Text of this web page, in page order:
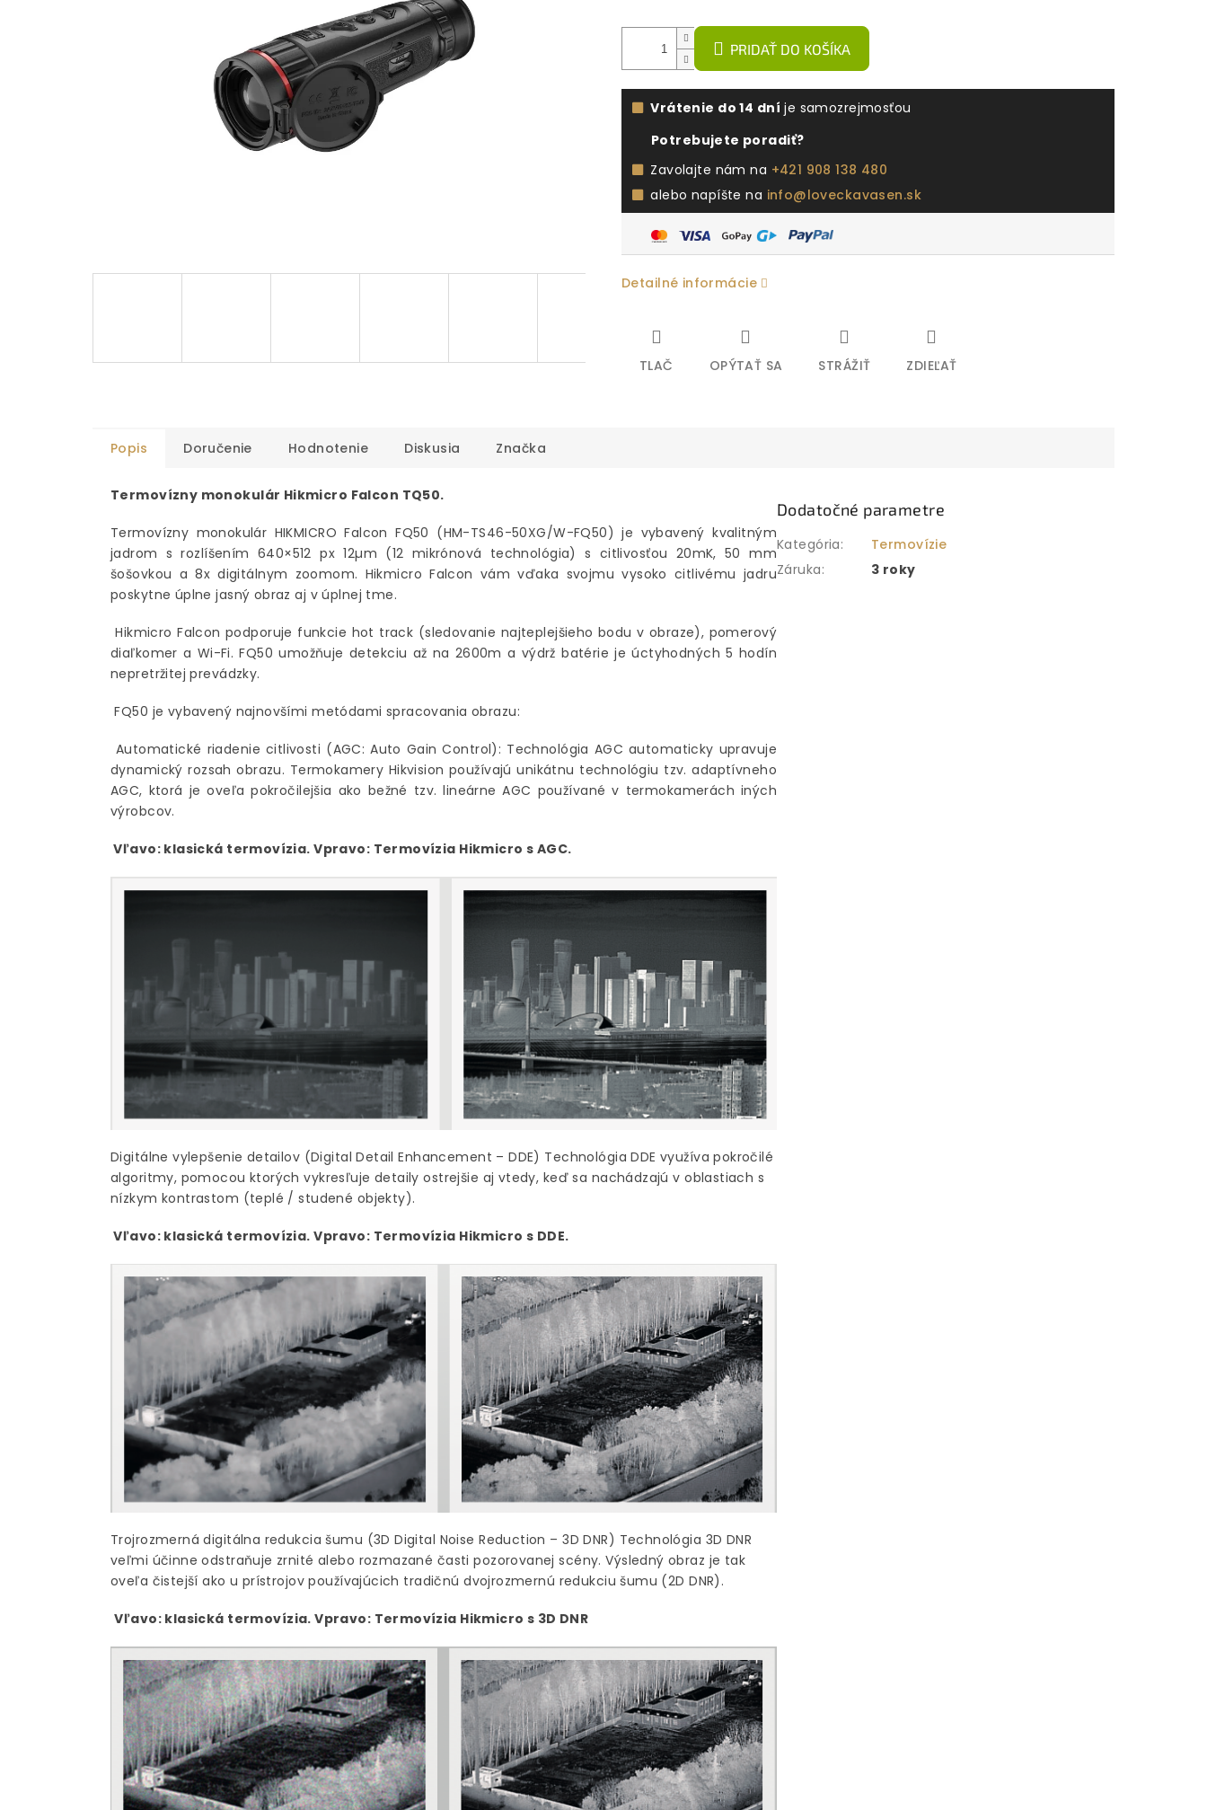
PRIDAŤ DO KOŠÍKA
Vrátenie do 14 dní je samozrejmosťou
Potrebujete poradiť?
Zavolajte nám na +421 908 138 480
alebo napíšte na info@loveckavasen.sk
Detailné informácie
TLAČ OPÝTAŤ SA STRÁŽIŤ ZDIEĽAŤ
Popis Doručenie Hodnotenie Diskusia Značka
Termovízny monokulár Hikmicro Falcon TQ50.
Termovízny monokulár HIKMICRO Falcon FQ50 (HM-TS46-50XG/W-FQ50) je vybavený kvalitným
jadrom s rozlíšením 640×512 px 12µm (12 mikrónová technológia) s citlivosťou 20mK, 50 mm
šošovkou a 8x digitálnym zoomom. Hikmicro Falcon vám vďaka svojmu vysoko citlivému jadru
poskytne úplne jasný obraz aj v úplnej tme.
Hikmicro Falcon podporuje funkcie hot track (sledovanie najteplejšieho bodu v obraze), pomerový
diaľkomer a Wi-Fi. FQ50 umožňuje detekciu až na 2600m a výdrž batérie je úctyhodných 5 hodín
nepretržitej prevádzky.
FQ50 je vybavený najnovšími metódami spracovania obrazu:
Automatické riadenie citlivosti (AGC: Auto Gain Control): Technológia AGC automaticky upravuje
dynamický rozsah obrazu. Termokamery Hikvision používajú unikátnu technológiu tzv. adaptívneho
AGC, ktorá je oveľa pokročilejšia ako bežné tzv. lineárne AGC používané v termokamerách iných
výrobcov.
Vľavo: klasická termovízia. Vpravo: Termovízia Hikmicro s AGC.
Digitálne vylepšenie detailov (Digital Detail Enhancement – ​​DDE) Technológia DDE využíva pokročilé
algoritmy, pomocou ktorých vykresľuje detaily ostrejšie aj vtedy, keď sa nachádzajú v oblastiach s
nízkym kontrastom (teplé / studené objekty).
Vľavo: klasická termovízia. Vpravo: Termovízia Hikmicro s DDE.
Trojrozmerná digitálna redukcia šumu (3D Digital Noise Reduction – 3D DNR) Technológia 3D DNR
veľmi účinne odstraňuje zrnité alebo rozmazané časti pozorovanej scény. Výsledný obraz je tak
oveľa čistejší ako u prístrojov používajúcich tradičnú dvojrozmernú redukciu šumu (2D DNR).
Vľavo: klasická termovízia. Vpravo: Termovízia Hikmicro s 3D DNR
Dodatočné parametre
Kategória:
Termovízie
Záruka: 3 roky